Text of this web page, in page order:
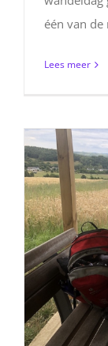
één van
Lees meer